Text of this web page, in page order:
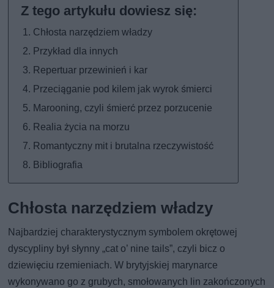
Chłosta narzędziem władzy
Przykład dla innych
Repertuar przewinień i kar
Przeciąganie pod kilem jak wyrok śmierci
Marooning, czyli śmierć przez porzucenie
Realia życia na morzu
Romantyczny mit i brutalna rzeczywistość
Bibliografia
Chłosta narzędziem władzy
Najbardziej charakterystycznym symbolem okrętowej
dyscypliny był słynny „cat o’ nine tails”, czyli bicz o
dziewięciu rzemieniach. W brytyjskiej marynarce
wykonywano go z grubych, smołowanych lin zakończonych